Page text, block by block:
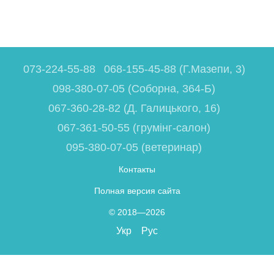
073-224-55-88
068-155-45-88 (Г.Мазепи, 3)
098-380-07-05 (Соборна, 364-Б)
067-360-28-82 (Д. Галицького, 16)
067-361-50-55 (грумінг-салон)
095-380-07-05 (ветеринар)
Контакты
Полная версия сайта
© 2018—2026
Укр Рус